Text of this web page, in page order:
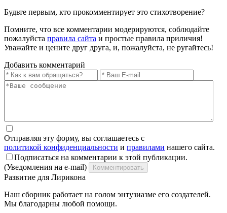
Будьте первым, кто прокомментирует это стихотворение?
Помните, что все комментарии модерируются, соблюдайте
пожалуйста правила сайта и простые правила приличия!
Уважайте и цените друг друга, и, пожалуйста, не ругайтесь!
Добавить комментарий
Отправляя эту форму, вы соглашаетесь с
политикой конфиденциальности и правилами нашего сайта.
Подписаться на комментарии к этой публикации.
(Уведомления на e-mail)
Комментировать
Развитие для Лирикона
Наш сборник работает на голом энтузиазме его создателей.
Мы благодарны любой помощи.